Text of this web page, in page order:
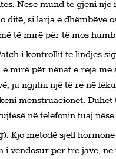
Nëse mund të gjeni
ditë, si larja e dhëmbëve
të mirë për të mos
i kontrollit të lindjes
mirë për nënat e reja
ju ngjitni një të re në
menstruacionet.
në telefonin tuaj
: Kjo metodë sjell
i vendosur për tre javë,